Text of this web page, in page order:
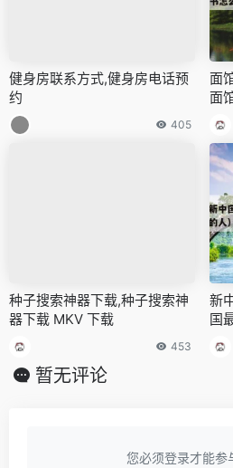
健身房联系方式,健身房电话预
约
405
面
面
种子搜索神器下载,种子搜索神
器下载 MKV 下载
453
新
国
暂无评论
您必须登录才能参